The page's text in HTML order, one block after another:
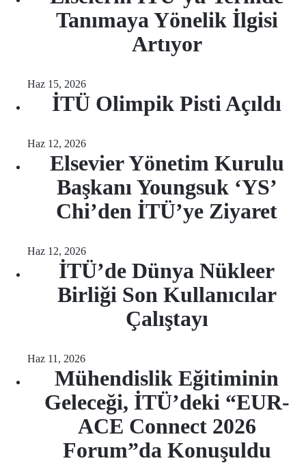
Tanımaya Yönelik İlgisi
Artıyor
Haz 15, 2026
İTÜ Olimpik Pisti Açıldı
Haz 12, 2026
Elsevier Yönetim Kurulu
Başkanı Youngsuk ‘YS’
Chi’den İTÜ’ye Ziyaret
Haz 12, 2026
İTÜ’de Dünya Nükleer
Birliği Son Kullanıcılar
Çalıştayı
Haz 11, 2026
Mühendislik Eğitiminin
Geleceği, İTÜ’deki “EUR-
ACE Connect 2026
Forum”da Konuşuldu